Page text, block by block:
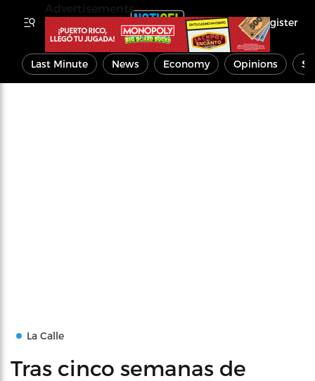
Register
Last Minute News Economy Opinions
La Calle
Tras cinco semanas de
Advertisements